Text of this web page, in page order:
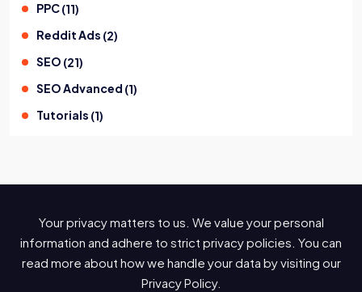
PPC(11)
Reddit Ads (2)
SEO (21)
SEO Advanced (1)
Tutorials (1)
Your privacy matters to us. We value your personal
information and adhere to strict privacy policies. You can
read more about how we handle your data by visiting our
Privacy Policy.